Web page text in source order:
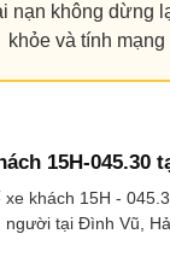
nạn không dừng
khỏe và tính
15H-
xe khách 15H -
người tại Đình Vũ,